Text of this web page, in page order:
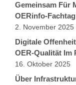
Gemeinsam Für
OERinfo-
2. November 2025
Digitale
OER-Qualität Im
16. Oktober 2025
Über